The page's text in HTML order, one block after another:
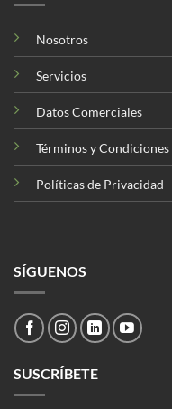
Nosotros
Servicios
Datos Comerciales
Términos y Condiciones
Políticas de Privacidad
SÍGUENOS
SUSCRÍBETE